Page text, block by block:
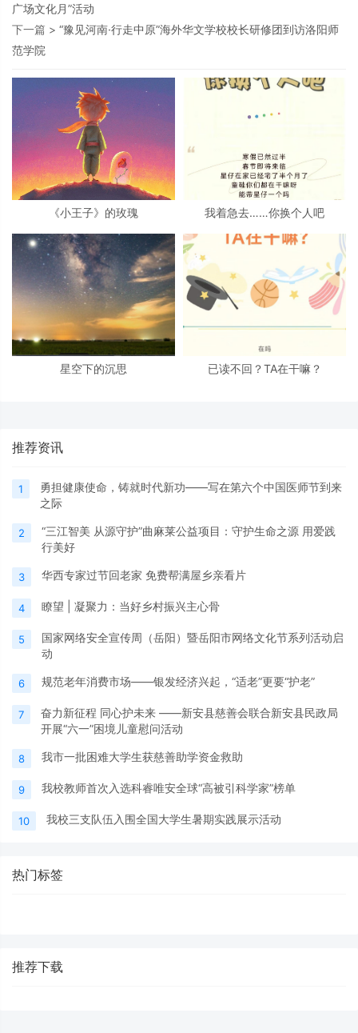
广场文化月”活动
下一篇 > “豫见河南·行走中原”海外华文学校校长研修团到访洛阳师
范学院
《小王子》的玫瑰 我着急去……你换个人吧
星空下的沉思 已读不回？TA在干嘛？
推荐资讯
1
勇担健康使命，铸就时代新功——写在第六个中国医师节到来
之际
2
“三江智美 从源守护”曲麻莱公益项目：守护生命之源 用爱践
行美好
3 华西专家过节回老家 免费帮满屋乡亲看片
4 瞭望 | 凝聚力：当好乡村振兴主心骨
5
国家网络安全宣传周（岳阳）暨岳阳市网络文化节系列活动启
动
6 规范老年消费市场——银发经济兴起，“适老”更要“护老”
7
奋力新征程 同心护未来 ——新安县慈善会联合新安县民政局
开展“六一”困境儿童慰问活动
8 我市一批困难大学生获慈善助学资金救助
9 我校教师首次入选科睿唯安全球“高被引科学家”榜单
10 我校三支队伍入围全国大学生暑期实践展示活动
热门标签
推荐下载